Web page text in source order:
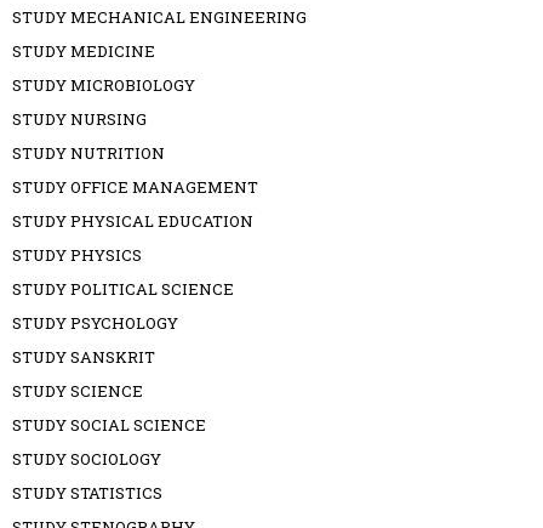
STUDY MECHANICAL ENGINEERING
STUDY MEDICINE
STUDY MICROBIOLOGY
STUDY NURSING
STUDY NUTRITION
STUDY OFFICE MANAGEMENT
STUDY PHYSICAL EDUCATION
STUDY PHYSICS
STUDY POLITICAL SCIENCE
STUDY PSYCHOLOGY
STUDY SANSKRIT
STUDY SCIENCE
STUDY SOCIAL SCIENCE
STUDY SOCIOLOGY
STUDY STATISTICS